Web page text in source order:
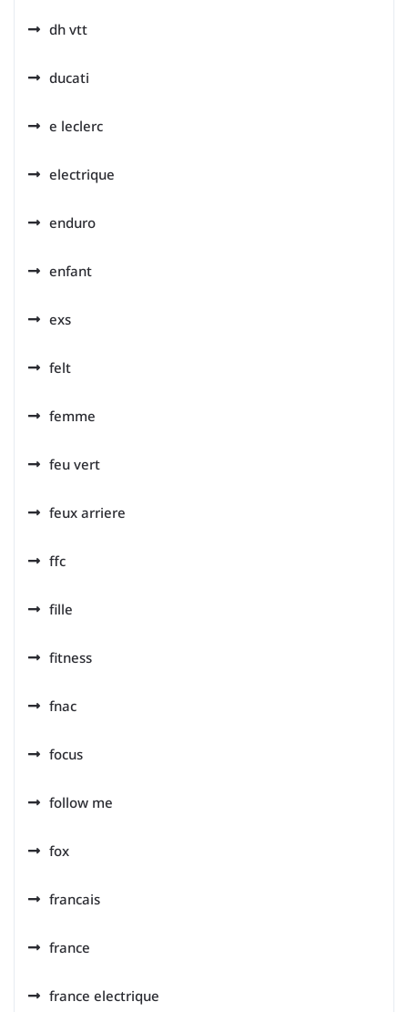
dh vtt
ducati
e leclerc
electrique
enduro
enfant
exs
felt
femme
feu vert
feux arriere
ffc
fille
fitness
fnac
focus
follow me
fox
francais
france
france electrique